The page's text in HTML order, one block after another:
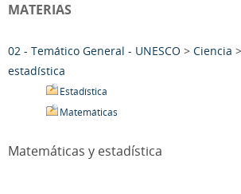
MATERIAS
02 - Temático General - UNESCO > Ciencia >
estadística
Estadística
Matemáticas
Matemáticas y estadística